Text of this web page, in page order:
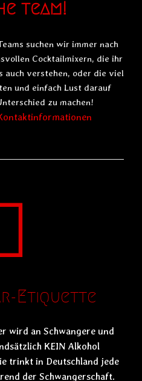
team!
suchen wir immer nach
Cocktailmixern, die ihr
auch verstehen, oder die viel
und einfach Lust darauf
zu machen!
Etiquette
wird an Schwangere und
KEIN Alkohol
trinkt in Deutschland jede
der Schwangerschaft.